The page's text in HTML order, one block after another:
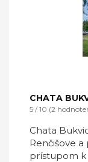
CHATA
5 / 10 (2
Chata
Renčišove
prístupom k